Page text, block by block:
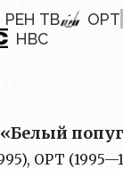
РЕН ТВ ОРТ
НВС
ОРТ